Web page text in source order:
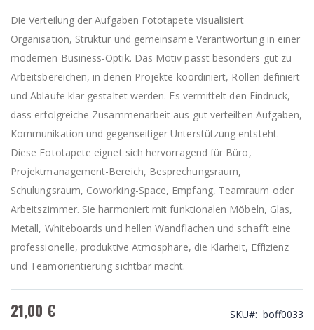
Die Verteilung der Aufgaben Fototapete visualisiert
Organisation, Struktur und gemeinsame Verantwortung in einer
modernen Business-Optik. Das Motiv passt besonders gut zu
Arbeitsbereichen, in denen Projekte koordiniert, Rollen definiert
und Abläufe klar gestaltet werden. Es vermittelt den Eindruck,
dass erfolgreiche Zusammenarbeit aus gut verteilten Aufgaben,
Kommunikation und gegenseitiger Unterstützung entsteht.
Diese Fototapete eignet sich hervorragend für Büro,
Projektmanagement-Bereich, Besprechungsraum,
Schulungsraum, Coworking-Space, Empfang, Teamraum oder
Arbeitszimmer. Sie harmoniert mit funktionalen Möbeln, Glas,
Metall, Whiteboards und hellen Wandflächen und schafft eine
professionelle, produktive Atmosphäre, die Klarheit, Effizienz
und Teamorientierung sichtbar macht.
21,00 € SKU boff0033